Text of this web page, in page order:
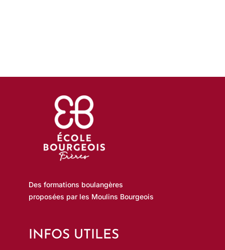
Des formations boulangères
proposées par les Moulins Bourgeois
INFOS UTILES